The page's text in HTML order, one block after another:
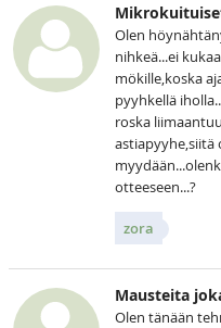
Olen
nihkeä...ei
mökille,koska
pyyhkellä
roska
astiapyyhe,siitä
otteeseen...?
zora
Mausteita
Olen tänään